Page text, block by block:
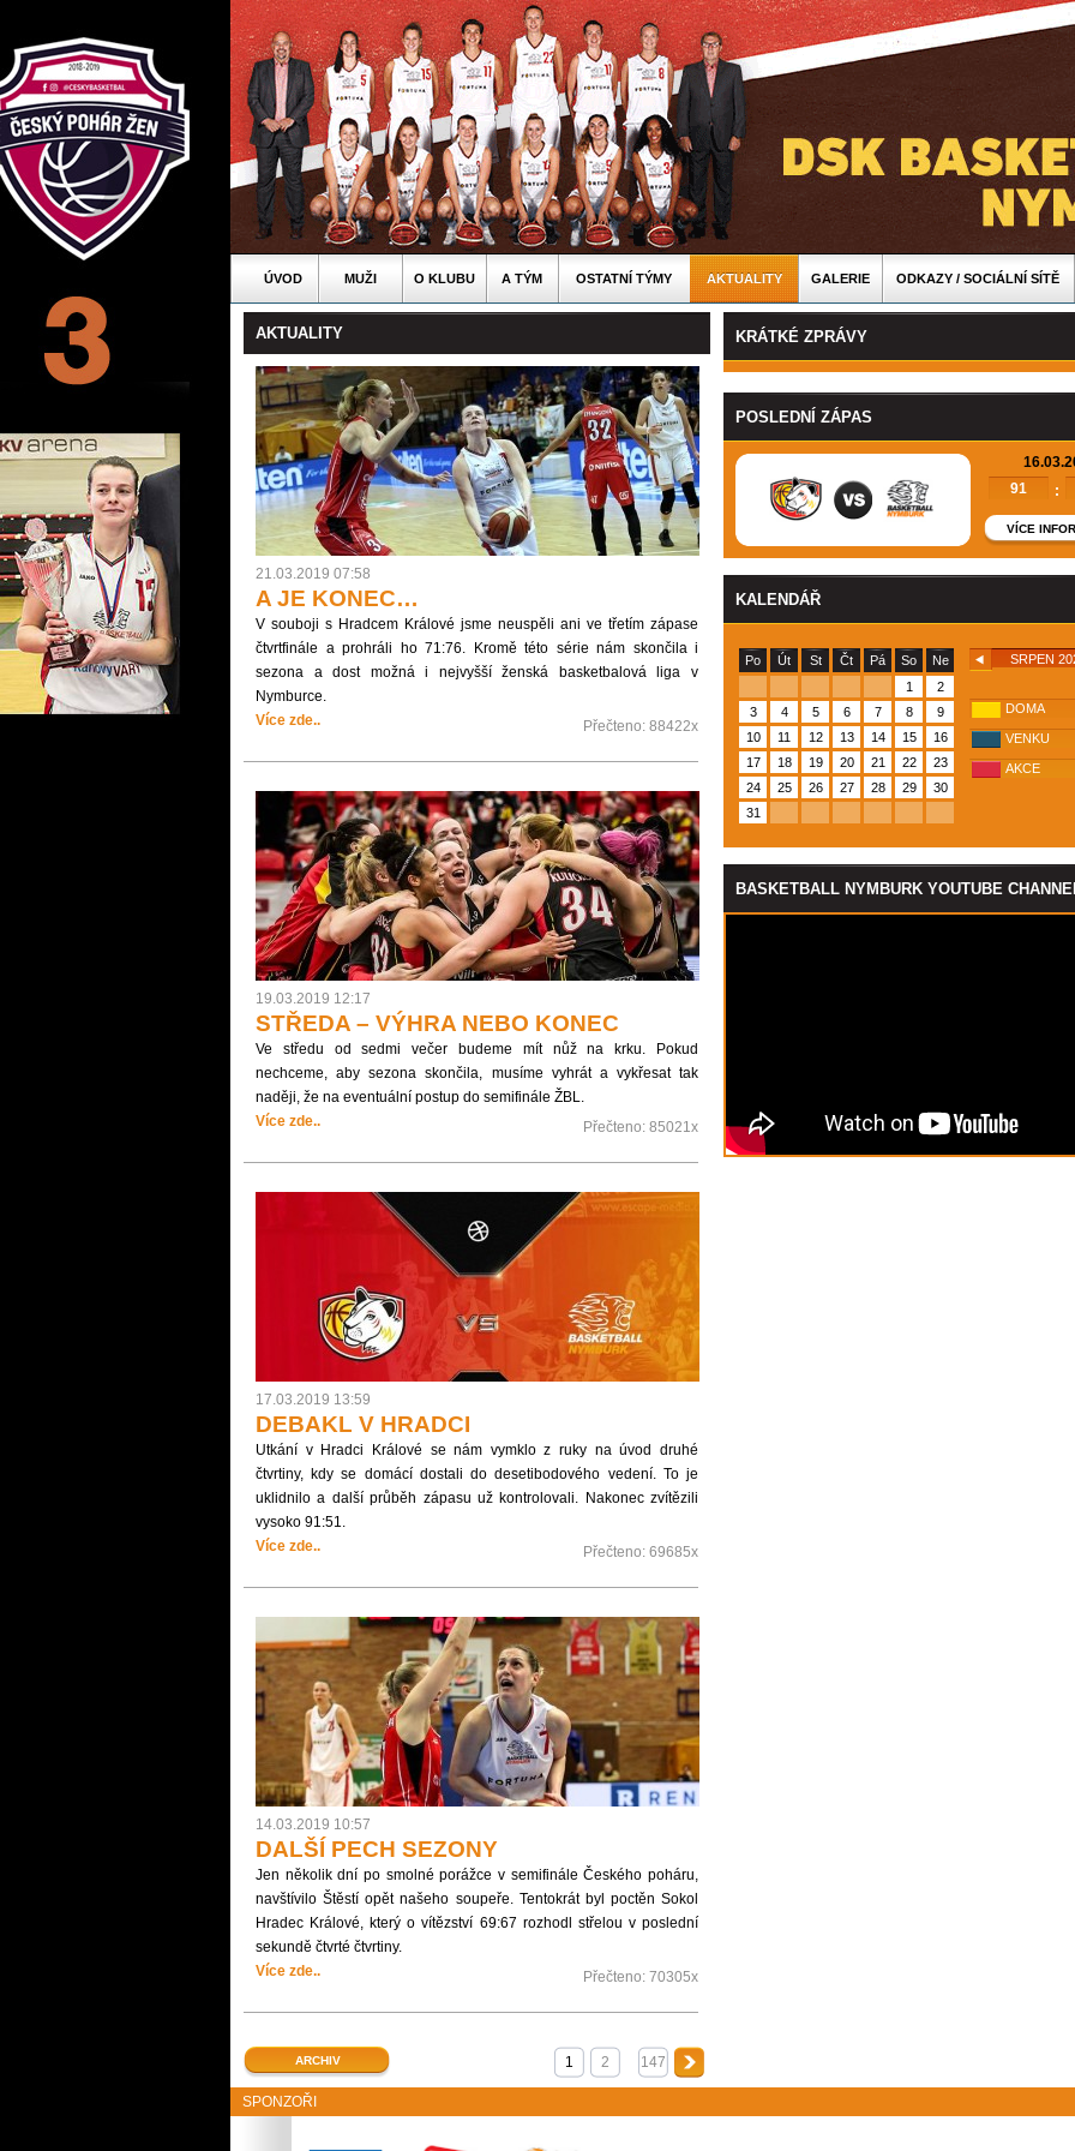
ÚVOD MUŽI O KLUBU A TÝM OSTATNÍ TÝMY AKTUALITY GALERIE ODKAZY / SOCIÁLNÍ SÍTĚ
AKTUALITY
21.03.2019 07:58
A JE KONEC…
V souboji s Hradcem Králové jsme neuspěli ani ve třetím zápase
čtvrtfinále a prohráli ho 71:76. Kromě této série nám skončila i
sezona a dost možná i nejvyšší ženská basketbalová liga v
Nymburce.
Více zde..
Přečteno: 88422x
19.03.2019 12:17
STŘEDA – VÝHRA NEBO KONEC
Ve středu od sedmi večer budeme mít nůž na krku. Pokud
nechceme, aby sezona skončila, musíme vyhrát a vykřesat tak
naději, že na eventuální postup do semifinále ŽBL.
Více zde..
Přečteno: 85021x
17.03.2019 13:59
DEBAKL V HRADCI
Utkání v Hradci Králové se nám vymklo z ruky na úvod druhé
čtvrtiny, kdy se domácí dostali do desetibodového vedení. To je
uklidnilo a další průběh zápasu už kontrolovali. Nakonec zvítězili
vysoko 91:51.
Více zde..
Přečteno: 69685x
14.03.2019 10:57
DALŠÍ PECH SEZONY
Jen několik dní po smolné porážce v semifinále Českého poháru,
navštívilo Štěstí opět našeho soupeře. Tentokrát byl poctěn Sokol
Hradec Králové, který o vítězství 69:67 rozhodl střelou v poslední
sekundě čtvrté čtvrtiny.
Více zde..
Přečteno: 70305x
1 2 147
ARCHIV
KRÁTKÉ ZPRÁVY
POSLEDNÍ ZÁPAS
91
:
VÍCE
KALENDÁŘ
SRPEN
DOMA
VENKU
AKCE
Po Út St Čt Pá So
Ne
1
2
3
4 5 6 7 8
9
10
11 12 13 14 15
16
17
18 19 20 21 22
23
24
25 26 27 28 29
30
31
BASKETBALL NYMBURK YOUTUBE
SPONZOŘI